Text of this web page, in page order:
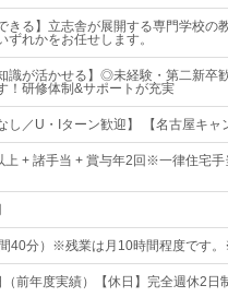
きる】立志舎が展開する専門学校の
ずれかをお任せします。
識が活かせる】◎未経験・第二新
！研修体制&サポートが充実
し／U・Iターン歓迎】 【名古屋キ
上 + 諸手当 + 賞与年2回※一律住宅
40分）※残業は月10時間程度です
前年度実績）【休日】完全週休2